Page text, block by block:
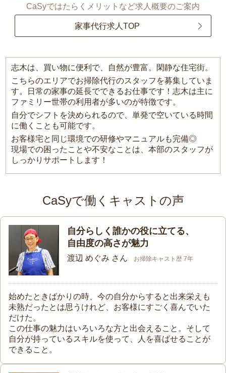
CaSyではたらくメリットなど求人概要のご案内
家事代行求人TOP
志木は、買い物に便利で、自然が豊富。閑静な住宅街。
こちらのエリアでお掃除代行のスタッフを募集していま
す。日常の家事の延長でできるお仕事です！志木は主に
ファミリー世帯の利用者が多いのが特徴です。
自分でシフトを決められるので、単発で空いている時間
に働くことも可能です。
お客様宅と同じ環境での研修やマニュアルも完備◎
現場での困ったことや不安なことは、本部のスタッフが
しっかりサポートします！
CaSyで働くキャストの声
自分らしく誰かの役に立てる、
自由度の高さが魅力
渡辺 めぐみ さん お掃除キャスト歴 7年
始めたときばかりの時、今の自分からすると出来栄えも
未熟だったとは思うけれど、お客様にすごく喜んでいた
だけた。
この仕事の魅力はいろいろな方と出会えること。そして
自分が持っているスキルを使って、人を喜ばせることが
できること。